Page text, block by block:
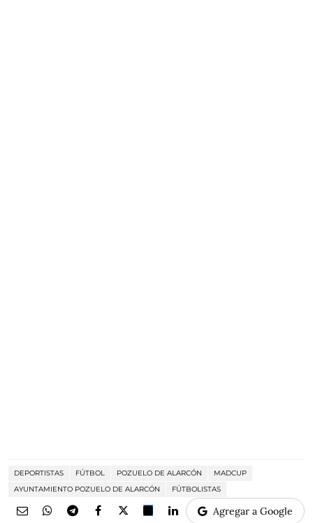
DEPORTISTAS FÚTBOL POZUELO DE ALARCÓN
MADCUP
AYUNTAMIENTO POZUELO DE ALARCÓN
FÚTBOLISTAS
Agregar a Google